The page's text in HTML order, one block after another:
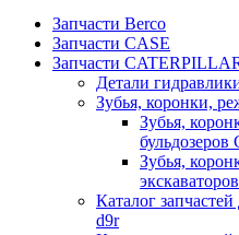
Запчасти Berco
Запчасти CASE
Запчасти
Детали
Зубья, коронки,
Зубья,
бульдозеров
Зубья,
Каталог
d9r